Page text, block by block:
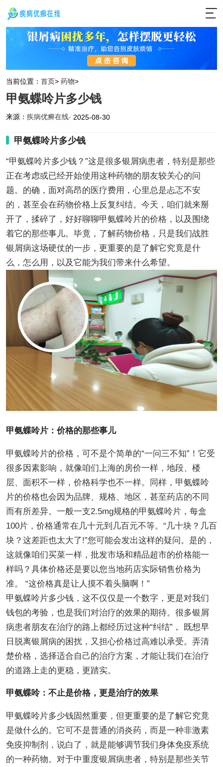
当前位置： 首页> 药物>
甲氨蝶呤片多少钱
来源： 疾病优癣在线· 2025-08-30
甲氨蝶呤片多少钱
“甲氨蝶呤片多少钱？”这是很多银屑病患者，特别是那些
正在考虑或已经开始使用这种药物的朋友较关心的问
题。的确，面对高昂的医疗费用，心里总是忐忑不安
的，甚至会在药物价格上反复纠结。今天，咱们就来掰
开了，揉碎了，好好聊聊甲氨蝶呤片的价格，以及围绕
着它的那些事儿。毕竟，了解药物价格，只是我们战胜
银屑病这场硬仗的一步，更重要的是了解它究竟是什
么，怎么用，以及它能为我们带来什么希望。
甲氨蝶呤片：价格的那些事儿
甲氨蝶呤片的价格，可不是个简单的“一问三不知”！它受
很多因素影响，就像咱们上海的房价一样，地段、楼
层、面积不一样，价格科学也不一样。同样，甲氨蝶呤
片的价格也会因为品牌、规格、地区，甚至药店的不同
而有所差异。一般一支2.5mg规格的甲氨蝶呤片，每盒
100片，价格通常在几十元到几百元不等。“几十块？几百
块？这差距也太大了!”您可能会发出这样的疑问。是的，
这就像咱们买菜一样，批发市场和精品超市的价格能一
样吗？具体价格还是要以您当地药店实际销售价格为
准。 “这价格真是让人摸不着头脑啊！”
甲氨蝶呤片多少钱，这不仅仅是一个数字，更是对我们
钱包的考验，也是我们对治疗的效果的期待。很多银屑
病患者朋友在治疗的路上都经历过这种“纠结”， 既想早
日脱离银屑病的困扰，又担心价格过高难以承受。弄清
楚价格，选择适合自己的治疗方案，才能让我们在治疗
的道路上走的更稳，更踏实。
甲氨蝶呤：不止是价格，更是治疗的效果
甲氨蝶呤片多少钱固然重要，但更重要的是了解它究竟
是做什么的。它可不是普通的消炎药，而是一种非激素
免疫抑制剂，说白了，就是能够调节我们身体免疫系统
的一种药物。对于中重度银屑病患者，特别是那些关节